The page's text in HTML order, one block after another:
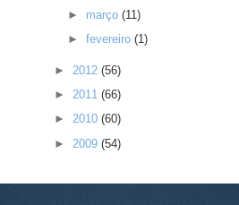
► março(11)
►fevereiro(1)
► 2012 (56)
► 2011 (66)
► 2010 (60)
► 2009 (54)